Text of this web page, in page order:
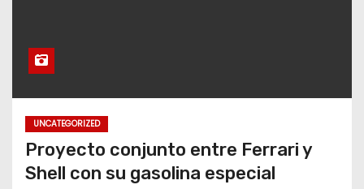
UNCATEGORIZED
Proyecto conjunto entre Ferrari y
Shell con su gasolina especial